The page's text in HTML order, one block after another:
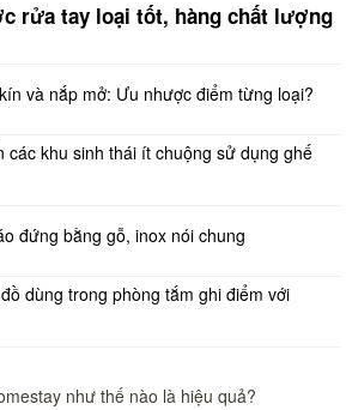
rửa tay loại tốt, hàng chất lượng
và nắp mở: Ưu nhược điểm từng loại?
các khu sinh thái ít chuộng sử dụng ghế
đứng bằng gỗ, inox nói chung
dùng trong phòng tắm ghi điểm với
như thế nào là hiệu quả?